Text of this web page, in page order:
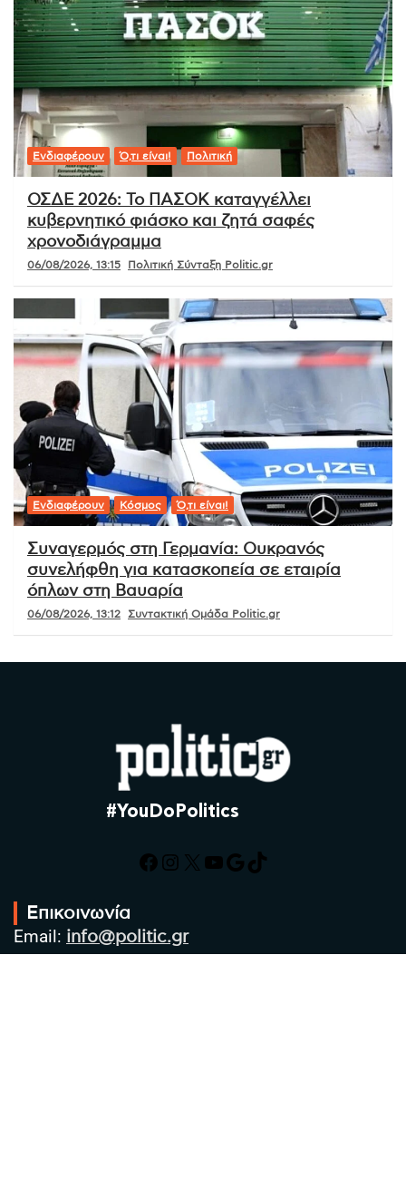
Ενδιαφέρουν Ό,τι είναι! Πολιτική
ΟΣΔΕ 2026: Το ΠΑΣΟΚ καταγγέλλει
κυβερνητικό φιάσκο και ζητά σαφές
χρονοδιάγραμμα
06/08/2026, 13:15 Πολιτική Σύνταξη Politic.gr
Ενδιαφέρουν Κόσμος Ό,τι είναι!
Συναγερμός στη Γερμανία: Ουκρανός
συνελήφθη για κατασκοπεία σε εταιρία
όπλων στη Βαυαρία
06/08/2026, 13:12 Συντακτική Ομάδα Politic.gr
#YouDoPolitics
Facebook
Instagram
X YouTube
Google
TikTok
Επικοινωνία
Email: info@politic.gr
Τηλ: